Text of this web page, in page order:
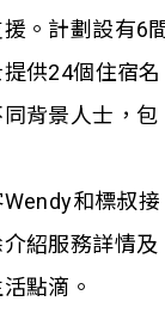
。計劃設有6
供24個住宿名
背景人士，包
和標叔接
紹服務詳情及
點滴。